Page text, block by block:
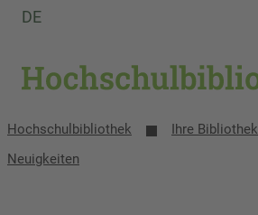
DE
Hochschulbibliothek Ihre Bibliothek
Neuigkeiten